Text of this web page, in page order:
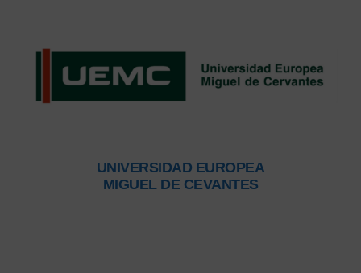
UNIVERSIDAD EUROPEA
MIGUEL DE CEVANTES